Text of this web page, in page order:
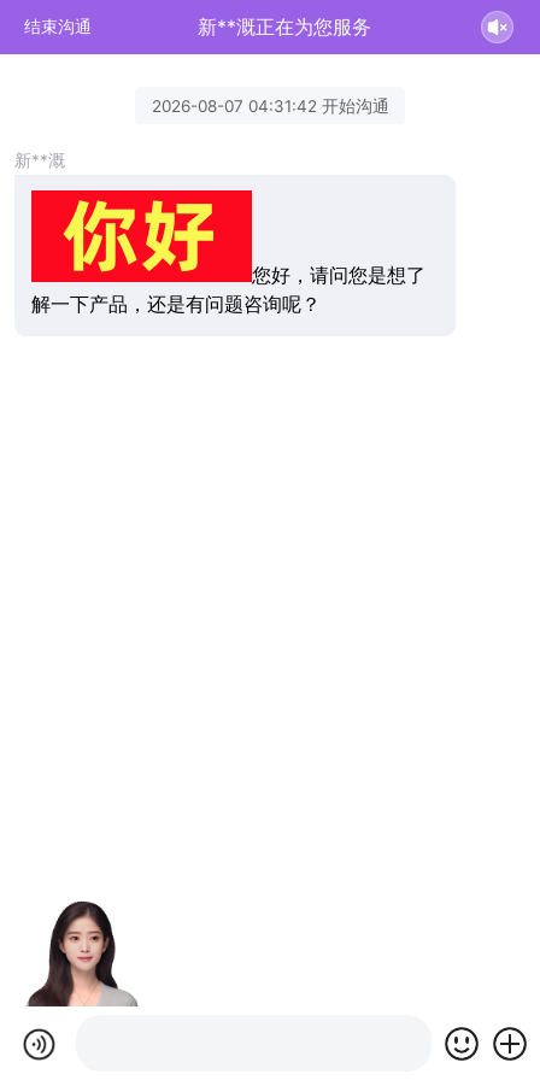
结束沟通 新**溉正在为您服务
2026-08-07 04:31:42 开始沟通
新**溉
您好，请问您是想了
解一下产品，还是有问题咨询呢？